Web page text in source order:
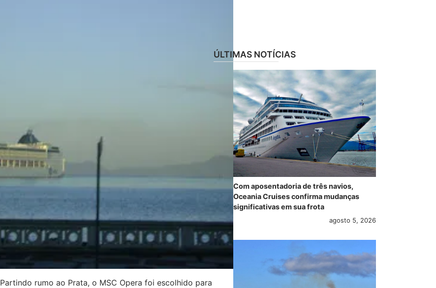
Partindo rumo ao Prata, o MSC Opera foi escolhido para
ÚLTIMAS NOTÍCIAS
Com aposentadoria de três navios,
Oceania Cruises confirma mudanças
significativas em sua frota
agosto 5, 2026